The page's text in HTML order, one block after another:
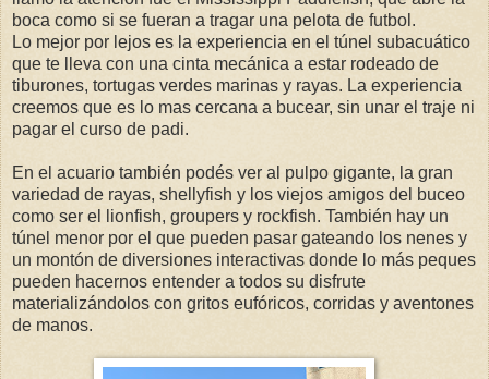
boca como si se fueran a tragar una pelota de futbol.
Lo mejor por lejos es la experiencia en el túnel subacuático
que te lleva con una cinta mecánica a estar rodeado de
tiburones, tortugas verdes marinas y rayas. La experiencia
creemos que es lo mas cercana a bucear, sin unar el traje ni
pagar el curso de padi.
En el acuario también podés ver al pulpo gigante, la gran
variedad de rayas, shellyfish y los viejos amigos del buceo
como ser el lionfish, groupers y rockfish. También hay un
túnel menor por el que pueden pasar gateando los nenes y
un montón de diversiones interactivas donde lo más peques
pueden hacernos entender a todos su disfrute
materializándolos con gritos eufóricos, corridas y aventones
de manos.